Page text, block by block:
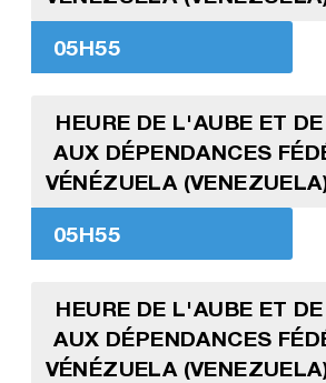
05H55
HEURE DE L'AUBE ET
AUX DÉPENDANCES
VÉNÉZUELA
05H55
HEURE DE L'AUBE ET
AUX DÉPENDANCES
VÉNÉZUELA